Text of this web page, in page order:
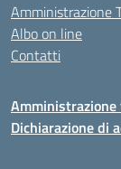
Amministrazione
Albo on line
Contatti
Dichiarazione di